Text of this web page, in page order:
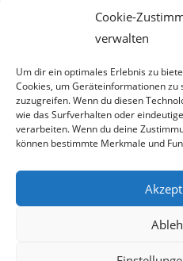
Cookie-
verwalten
Um dir ein optimales Erlebnis zu
Cookies, um Geräteinformationen
zuzugreifen. Wenn du diesen
wie das Surfverhalten oder
verarbeiten. Wenn du deine
können bestimmte Merkmale und
Salzburgs Juden und ihre
die Gefahr endlich konkret!“
Biologisches Wunder in Ceuta
Ein vermeintliches
Archiv